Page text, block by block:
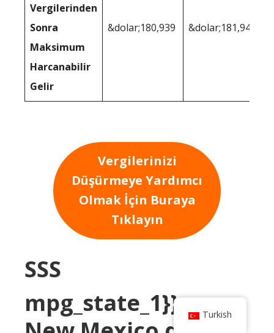
Vergilerinden
Sonra
Maksimum
Harcanabilir
Gelir
&dolar;180,939 &dolar;181,945
Vergilerinizi
Düşürmeye Yardımcı
Olmak İçin Buraya
Tıklayın
SSS
mpg_state_1}} veya
Turkish